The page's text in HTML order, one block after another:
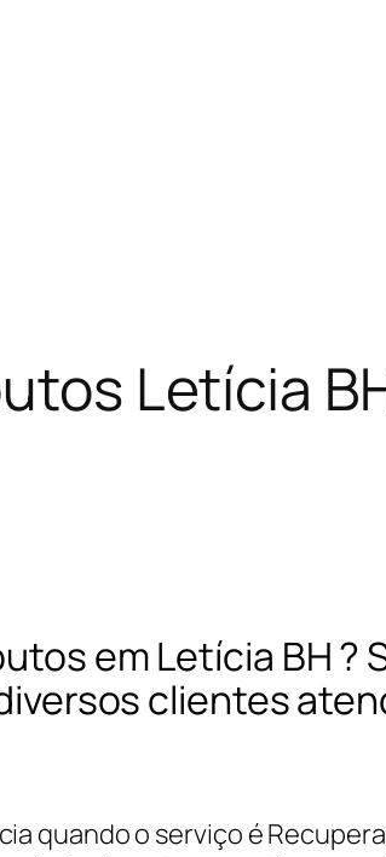
Letícia
em Letícia BH
clientes
quando o serviço é